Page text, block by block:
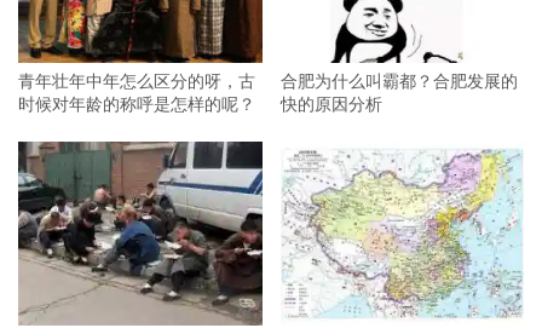
青年壮年中年怎么区分的呀，古
时候对年龄的称呼是怎样的呢？
合肥为什么叫霸都？合肥发展的
快的原因分析